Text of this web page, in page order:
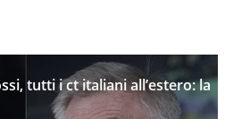
tutti i ct italiani all’estero: la